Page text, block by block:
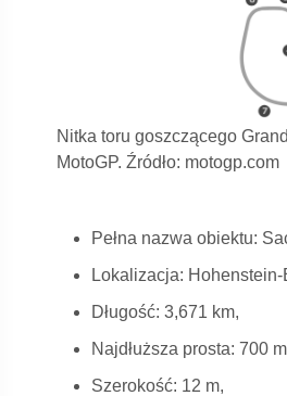
Nitka toru goszczącego
MotoGP. Źródło: motogp.com
Pełna nazwa obiektu:
Lokalizacja:
Długość: 3,671 km,
Najdłuższa prosta: 700
Szerokość: 12 m,